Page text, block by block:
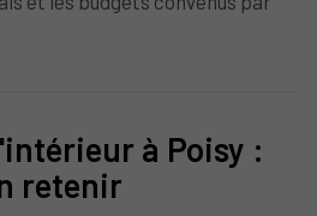
à Poisy :
retenir